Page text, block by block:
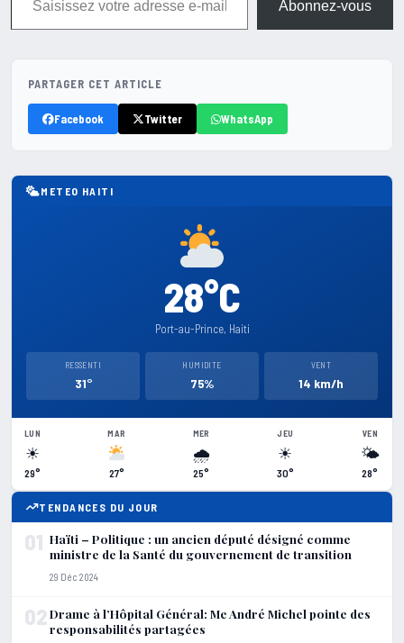
Abonnez-vous
PARTAGER CET ARTICLE
Facebook Twitter WhatsApp
METEO HAITI
28°C
Port-au-Prince, Haiti
RESSENTI
31°
HUMIDITE
75%
VENT
14 km/h
LUN
☀
29°
MAR
27°
MER
🌧
25°
JEU
☀
30°
VEN
🌤
28°
TENDANCES DU JOUR
01 Haïti – Politique : un ancien député désigné comme
ministre de la Santé du gouvernement de transition
29 Déc 2024
02Drame à l’Hôpital Général: Me André Michel pointe des
responsabilités partagées